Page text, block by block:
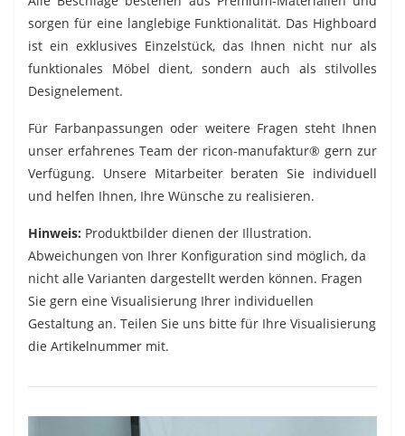
sorgen für eine langlebige Funktionalität. Das Highboard
ist ein exklusives Einzelstück, das Ihnen nicht nur als
funktionales Möbel dient, sondern auch als stilvolles
Designelement.
Für Farbanpassungen oder weitere Fragen steht Ihnen
unser erfahrenes Team der ricon-manufaktur® gern zur
Verfügung. Unsere Mitarbeiter beraten Sie individuell
und helfen Ihnen, Ihre Wünsche zu realisieren.
Hinweis: Produktbilder dienen der Illustration.
Abweichungen von Ihrer Konfiguration sind möglich, da
nicht alle Varianten dargestellt werden können. Fragen
Sie gern eine Visualisierung Ihrer individuellen
Gestaltung an. Teilen Sie uns bitte für Ihre Visualisierung
die Artikelnummer mit.